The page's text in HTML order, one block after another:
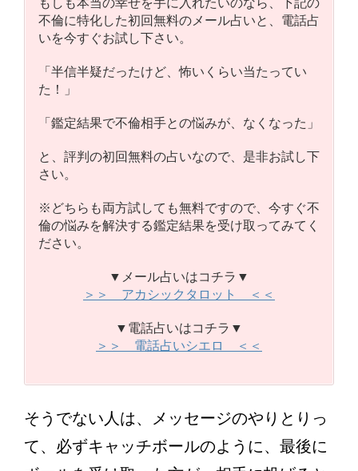
不倫に特化した初回無料のメール占いと、電話占
いを今すぐお試し下さい。
「半信半疑だったけど、怖いくらい当たってい
た！」
「鑑定結果で不倫相手との悩みが、なくなった」
と、評判の初回無料の占いなので、是非お試し下
さい。
※どちらも両方試しても無料ですので、今すぐ不
倫の悩みを解決する鑑定結果を受け取ってみてく
ださい。
▼メール占いはコチラ▼
＞＞ アカシックタロット ＜＜
▼電話占いはコチラ▼
＞＞ 電話占いシエロ ＜＜
そうでない人は、メッセージのやりとりっ
て、必ずキャッチボールのように、最後に